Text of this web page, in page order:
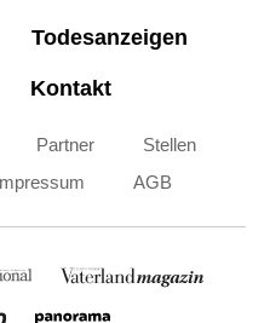
Todesanzeigen
Kontakt
Partner
Stellen
AGB